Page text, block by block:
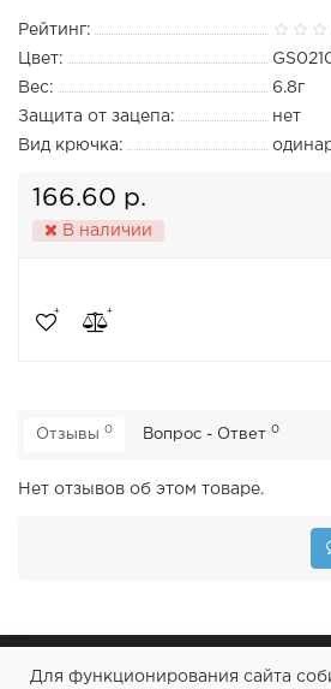
Рейтинг:
Цвет:
Вес:
6.8г
Защита от зацепа:
нет
Вид крючка:
166.60 р.
В наличии
Отзывы 0 Вопрос - Ответ 0
Нет отзывов об этом товаре.
Для функционирования сайта